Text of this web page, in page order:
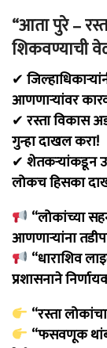
“आता पुरे –
शिकवण्याची
✔
आणणाऱ्यांवर
✔ रस्ता विकास
गुन्हा दाखल करा!
✔ शेतकऱ्यांकडून
लोकच हिसका
“लोकांच्या
आणणाऱ्यांना
“धाराशिव
प्रशासनाने
“रस्ता
“फसवणूक